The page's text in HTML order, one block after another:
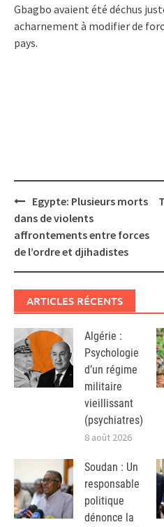
Gbagbo avaient été déchus
acharnement à modifier de
pays.
Post
navigation
Egypte: Plusieurs morts
dans de violents
affrontements entre forces
de l’ordre et djihadistes
ARTICLES RÉCENTS
Algérie :
Psychologie
d’un régime
militaire
vieillissant
(psychiatres)
8 août 2026
Soudan : Un
responsable
politique
dénonce la